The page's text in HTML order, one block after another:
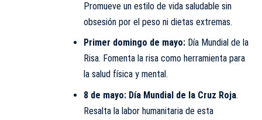
Promueve un estilo de vida saludable sin
obsesión por el peso ni dietas extremas.
Primer domingo de mayo:Día Mundial de la
Risa. Fomenta la risa como herramienta para
la salud física y mental.
8 de mayo: Día Mundial de la Cruz Roja.
Resalta la labor humanitaria de esta